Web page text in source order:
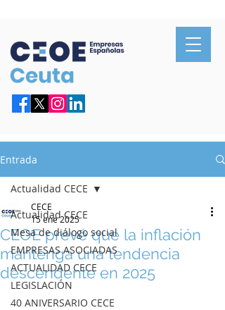
Entrada
Actualidad CECE
Mesa de diálogo social
EMPRESAS ASOCIADAS
ACTUALIDAD CECE
LEGISLACIÓN
40 ANIVERSARIO CECE
Actualidad CECE
CEOE prevé que la inflación
mantenga una tendencia
descendente en 2025
CECE
15 ene 2025